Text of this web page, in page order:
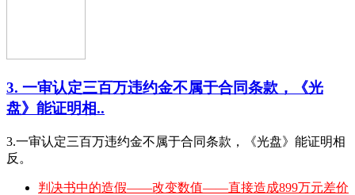
3. 一审认定三百万违约金不属于合同条款，《光
盘》能证明相..
3.一审认定三百万违约金不属于合同条款，《光盘》能证明相
反。
判决书中的造假——改变数值——直接造成899万元差价